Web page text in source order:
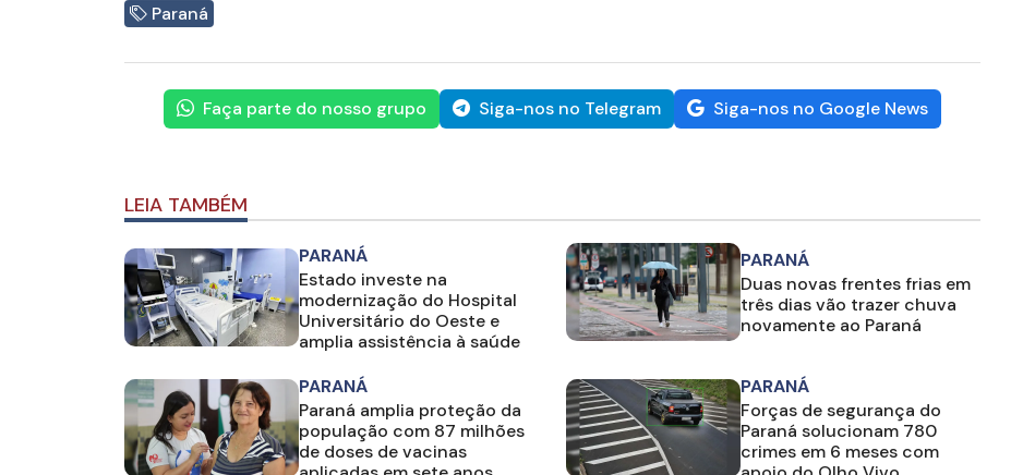
Paraná
Faça parte do nosso grupo Siga-nos no Telegram Siga-nos no Google News
LEIA TAMBÉM
PARANÁ
Estado investe na
modernização do Hospital
Universitário do Oeste e
amplia assistência à saúde
PARANÁ
Duas novas frentes frias em
três dias vão trazer chuva
novamente ao Paraná
PARANÁ
Paraná amplia proteção da
população com 87 milhões
de doses de vacinas
PARANÁ
Forças de segurança do
Paraná solucionam 780
crimes em 6 meses com